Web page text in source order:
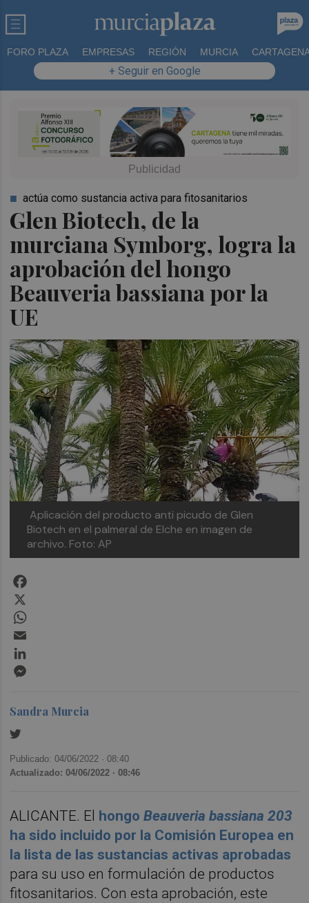
FORO PLAZA EMPRESAS REGIÓN MURCIA
+ Seguir en Google
Glen Biotech, de la
murciana Symborg, logra la
aprobación del hongo
Beauveria bassiana por la
UE
actúa como sustancia activa para fitosanitarios
Aplicación del producto anti picudo de Glen
Biotech en el palmeral de Elche en imagen de
archivo. Foto: AP
Sandra Murcia
Publicado: 04/06/2022 ·08:40
Actualizado: 04/06/2022 · 08:46
ALICANTE. El hongoBeauveria bassiana 203
ha sido incluido por la Comisión Europea en
la lista de las sustancias activas aprobadas
para su uso en formulación de productos
fitosanitarios. Con esta aprobación, este